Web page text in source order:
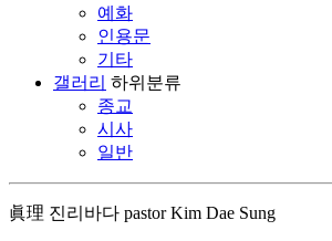
예화
인용문
기타
갤러리 하위분류
종교
시사
일반
眞理 진리바다 pastor Kim Dae Sung